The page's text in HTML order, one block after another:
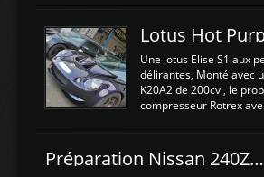
est temps de brancher
légere découpe du plastique inferieur,
negénant en rien la structure ou le
fonctionnement du fond plat. Une
reprogrammation Stage 2 est faite sur
calculateur d'origine. Une
économique au passage sur
d'origine 310cv et 400Nn , Une
reprogrammé et les ...
Lotus Hot
Une lotus Elise S1 aux
délirantes, Monté avec
K20A2 de 200cv , le
compresseur Rotrex
d'augmenter la
un watercooler a été Préparation Nissan 240Z SR20DET